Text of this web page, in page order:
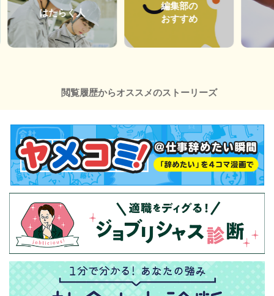
はたらく人
編集部の
おすすめ
閲覧履歴からオススメのストーリーズ